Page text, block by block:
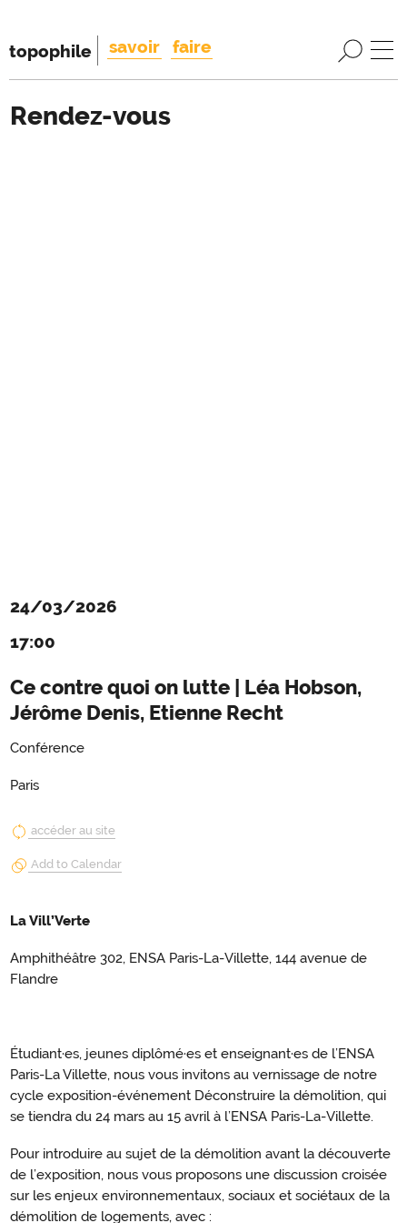
topophile savoir faire
Rendez-vous
24/03/2026
17:00
Ce contre quoi on lutte | Léa Hobson,
Jérôme Denis, Etienne Recht
Conférence
Paris
accéder au site
Add to Calendar
La Vill’Verte
Amphithéâtre 302, ENSA Paris-La-Villette, 144 avenue de
Flandre
Étudiant·es, jeunes diplômé·es et enseignant·es de l’ENSA
Paris-La Villette, nous vous invitons au vernissage de notre
cycle exposition-événement Déconstruire la démolition, qui
se tiendra du 24 mars au 15 avril à l’ENSA Paris-La-Villette.
Pour introduire au sujet de la démolition avant la découverte
de l’exposition, nous vous proposons une discussion croisée
sur les enjeux environnementaux, sociaux et sociétaux de la
démolition de logements, avec :